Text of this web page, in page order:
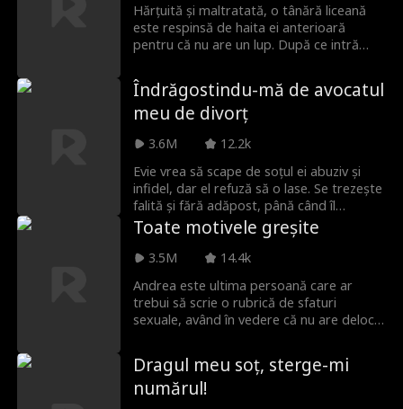
Hărțuită și maltratată, o tânără liceană
este respinsă de haita ei anterioară
pentru că nu are un lup. După ce intră
chipeș care se îndrăgostește de ea –
doar că acest bărbat este superiorul ei
Alpha și nepotul celui care o vrea moartă.
Îndrăgostindu-mă de avocatul
meu de divorț
3.6M
12.2k
Evie vrea să scape de soțul ei abuziv și
infidel, dar el refuză să o lase. Se trezește
falită și fără adăpost, până când îl
întâlnește pe Hunter. Poate Hunter să fie
colacul de salvare de care Evie are nevoie
pentru a scăpa de soțul ei periculos, care
lase să câștige?
Toate motivele greșite
3.5M
14.4k
Andrea este ultima persoană care ar
trebui să scrie o rubrică de sfaturi
sexuale, având în vedere că nu are deloc
barul local pentru o aventură de urgență,
dar în schimb găsește un străin atrăgător
Dragul meu soț, sterge-mi
numărul!